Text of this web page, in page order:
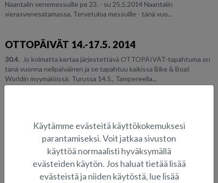
Naantalin venemessuille pe 23. - su 25.5.2014 Naantalin
vierasvenesatamassa. Tervetuloa messuille - tänä vuo...
OTTOPÄIVÄT 14.-17.5. 2014
30.4. Jo kolmatta kertaa järjestettävä OTTOPÄIVÄT-tapahtuma on
tänä vuonna nelipäiväinen ja se tapahtuu kaikissa Bike & Boat
Worldin myymälöissä: Turussa 14.5., Tampereella...
14.-16.3.2014
Silver-veneet ovat esillä Meri Kutsuu -messuilla Turun
messukeskuksessa 14.-16.3. pe 10-19, la 10-18, su 10-17. Tervetuloa
tutustumaan Suomen tyylikkäimpiin alumiinive...
Käytämme evästeitä käyttökokemuksesi
parantamiseksi. Voit jatkaa sivuston
käyttöä normaalisti hyväksymällä
evästeiden käytön. Jos haluat tietää lisää
evästeistä ja niiden käytöstä, lue lisää